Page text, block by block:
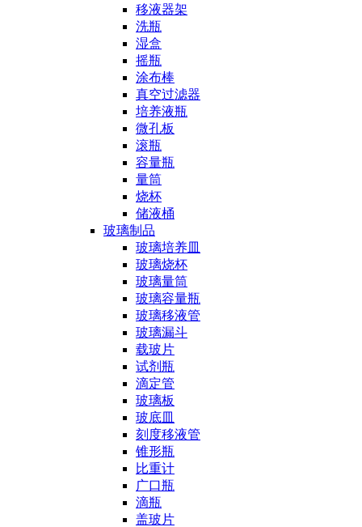
移液器架
洗瓶
湿盒
摇瓶
涂布棒
真空过滤器
培养液瓶
微孔板
滚瓶
容量瓶
量筒
烧杯
储液桶
玻璃制品
玻璃培养皿
玻璃烧杯
玻璃量筒
玻璃容量瓶
玻璃移液管
玻璃漏斗
载玻片
试剂瓶
滴定管
玻璃板
玻底皿
刻度移液管
锥形瓶
比重计
广口瓶
滴瓶
盖玻片